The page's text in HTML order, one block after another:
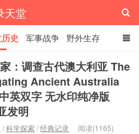
天堂
史 军事战争 野外生存
：调查古代澳大利亚 The
Ancient Australia
英双字 无水印纯净版
发明
/科学探索/经典记录
阅读(1165)